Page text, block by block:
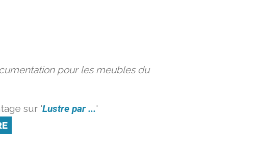
pour les meubles du
sur 'Lustre par ...'